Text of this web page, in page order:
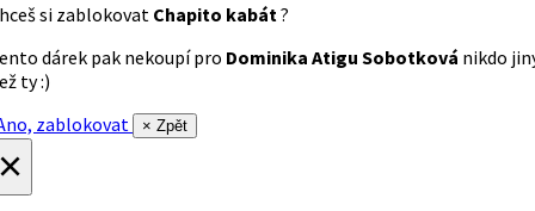
si zablokovat Chapito kabát ?
dárek pak nekoupí pro Dominika Atigu Sobotková nikdo
ty :)
zablokovat
× Zpět